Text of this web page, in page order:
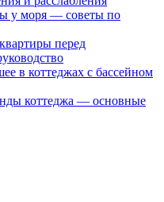
у моря — советы по
перед
в коттеджах с бассейном
коттеджа — основные